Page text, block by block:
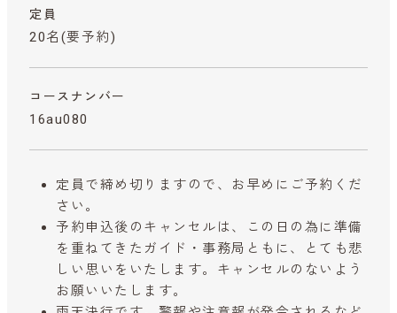
定員
20名(要予約)
コースナンバー
16au080
定員で締め切りますので、お早めにご予約くだ
さい。
予約申込後のキャンセルは、この日の為に準備
を重ねてきたガイド・事務局ともに、とても悲
しい思いをいたします。キャンセルのないよう
お願いいたします。